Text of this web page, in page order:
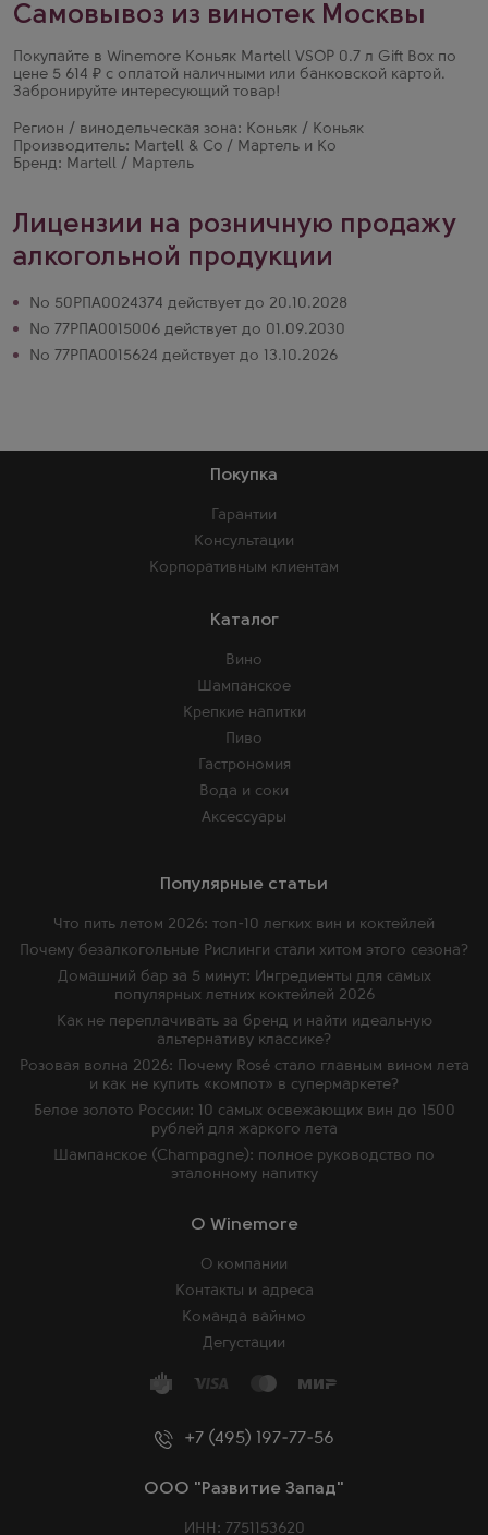
Самовывоз из винотек Москвы
Покупайте в Winemore Коньяк Martell VSOP 0.7 л Gift Box по
цене 5 614 ₽ с оплатой наличными или банковской картой.
Забронируйте интересующий товар!
Регион / винодельческая зона: Коньяк / Коньяк
Производитель: Martell & Co / Мартель и Ко
Бренд: Martell / Мартель
Лицензии на розничную продажу
алкогольной продукции
№ 50РПА0024374 действует до 20.10.2028
№ 77РПА0015006 действует до 01.09.2030
№ 77РПА0015624 действует до 13.10.2026
+7 (495) 197-77-56
ООО "Развитие Запад"
ИНН: 7751153620
O Winemore
О компании
Контакты и адреса
Команда вайнмо
Дегустации
Покупка
Гарантии
Консультации
Корпоративным клиентам
Каталог
Вино
Шампанское
Крепкие напитки
Пиво
Гастрономия
Вода и соки
Аксессуары
Популярные статьи
Что пить летом 2026: топ-10 легких вин и коктейлей
Почему безалкогольные Рислинги стали хитом этого сезона?
Домашний бар за 5 минут: Ингредиенты для самых
популярных летних коктейлей 2026
Как не переплачивать за бренд и найти идеальную
альтернативу классике?
Розовая волна 2026: Почему Rosé стало главным вином лета
и как не купить «компот» в супермаркете?
Белое золото России: 10 самых освежающих вин до 1500
рублей для жаркого лета
Шампанское (Champagne): полное руководство по
эталонному напитку